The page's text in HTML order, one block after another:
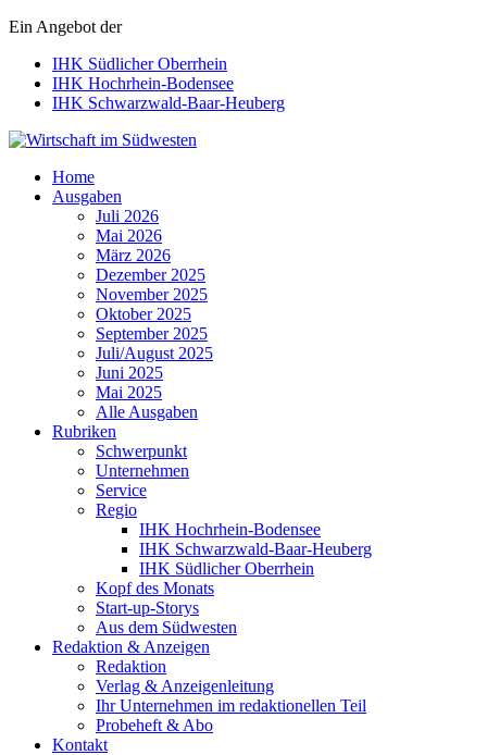
Ein Angebot der
IHK Südlicher Oberrhein
IHK Hochrhein-Bodensee
IHK Schwarzwald-Baar-Heuberg
Wirtschaft im Südwesten
Home
Ausgaben
Juli 2026
Mai 2026
März 2026
Dezember 2025
November 2025
Oktober 2025
September 2025
Juli/August 2025
Juni 2025
Mai 2025
Alle Ausgaben
Rubriken
Schwerpunkt
Unternehmen
Service
Regio
IHK Hochrhein-Bodensee
IHK Schwarzwald-Baar-Heuberg
IHK Südlicher Oberrhein
Kopf des Monats
Start-up-Storys
Aus dem Südwesten
Redaktion & Anzeigen
Redaktion
Verlag & Anzeigenleitung
Ihr Unternehmen im redaktionellen Teil
Probeheft & Abo
Kontakt